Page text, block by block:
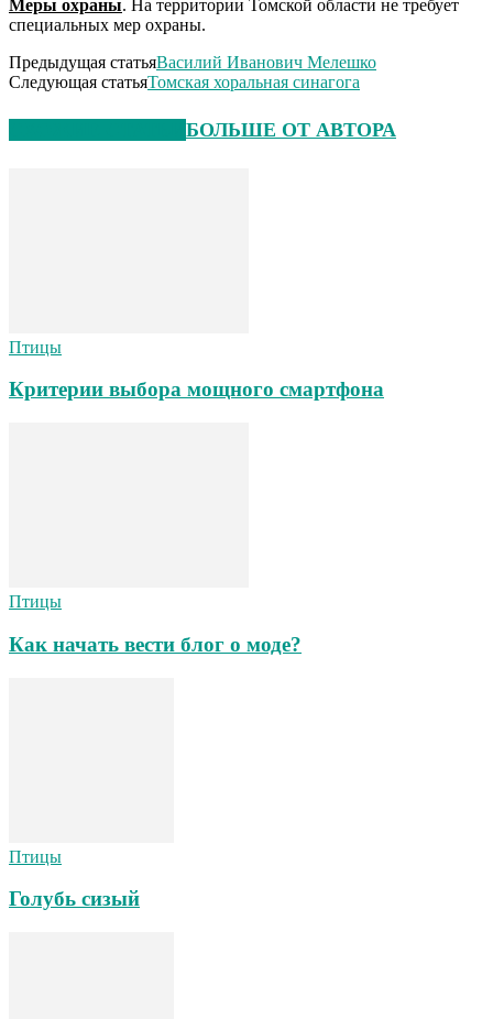
Меры охраны. На территории Томской области не требует
специальных мер охраны.
Предыдущая статьяВасилий Иванович Мелешко
Следующая статьяТомская хоральная синагога
БОЛЬШЕ ОТ АВТОРА
Птицы
Критерии выбора мощного смартфона
Птицы
Как начать вести блог о моде?
Птицы
Голубь сизый